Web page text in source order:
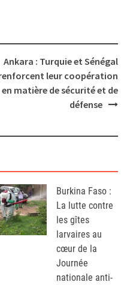
Ankara : Turquie et Sénégal
leur coopération
en matière de sécurité et de
défense
Burkina Faso :
La lutte contre
les gîtes
larvaires au
cœur de la
Journée
nationale anti-